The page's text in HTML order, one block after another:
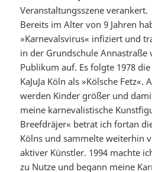
Veranstaltungsszene verankert.
Bereits im Alter von 9 Jahren
»Karnevalsvirus« infiziert und
in der Grundschule Annastraße
Publikum auf. Es folgte 1978
KaJuJa Köln als »Kölsche Fetz«.
werden Kinder größer und
meine karnevalistische
Breefdräjer« betrat ich fortan
Kölns und sammelte weiterhin
aktiver Künstler. 1994 machte
zu Nutze und begann meine